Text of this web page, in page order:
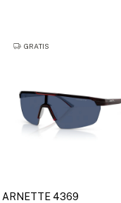
GRATIS
ARNETTE 4369